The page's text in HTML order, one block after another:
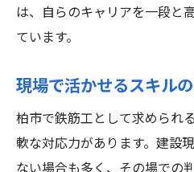
は、自らのキャリアを一段と
ています。
現場で活かせるスキル
柏市で鉄筋工として求められ
軟な対応力があります。建設